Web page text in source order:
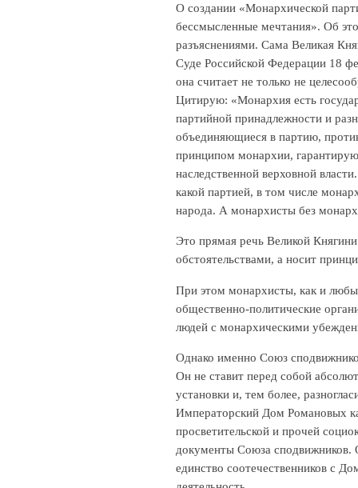
О создании «Монархической
бессмысленные мечтания». Об
разъяснениями. Сама Великая
Суде Российской Федерации 18
она считает не только не
Цитирую: «Монархия есть
партийной принадлежности и
объединяющиеся в партию,
принципом монархии,
наследственной верховной
какой партией, в том числе
народа. А монархисты без
Это прямая речь Великой
обстоятельствами, а носит
При этом монархисты, как и
общественно-политические
людей с монархическими
Однако именно Союз
Он не ставит перед собой
установки и, тем более,
Императорский Дом Романовых
просветительской и прочей
документы Союза сподвижников.
единство соотечественников с